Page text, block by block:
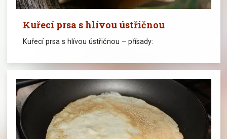
Kuřecí prsa s hlívou ústřičnou
Kuřecí prsa s hlívou ústřičnou – přísady: